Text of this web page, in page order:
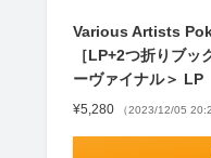
Various Artists
［LP+2つ折りブッ
ーヴァイナル＞ LP
¥5,280 （2023/12/05